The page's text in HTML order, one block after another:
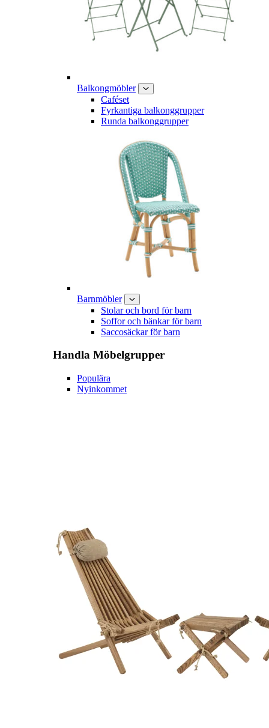
Balkongmöbler
Caféset
Fyrkantiga balkonggrupper
Runda balkonggrupper
Barnmöbler
Stolar och bord för barn
Soffor och bänkar för barn
Saccosäckar för barn
Handla Möbelgrupper
Populära
Nyinkommet